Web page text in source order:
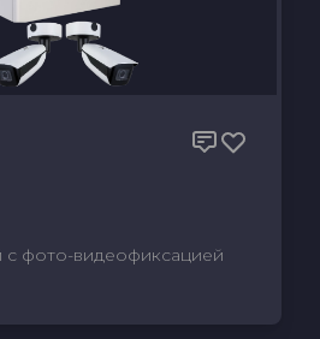
с фото-видеофиксацией